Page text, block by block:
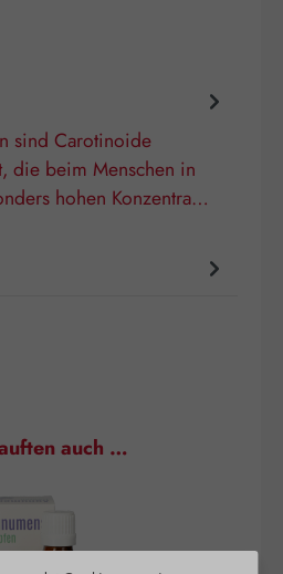
sind Carotinoide
die beim Menschen in
hohen Konzentra…
auch …